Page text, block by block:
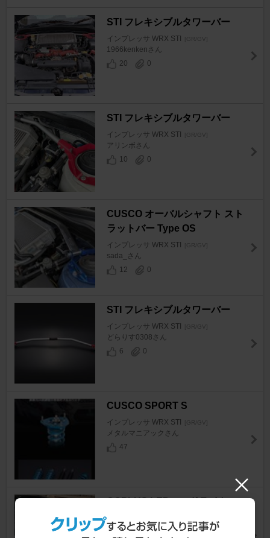
STI フレキシブルタワーバー
インプレッサ WRX STI [GR/GV]
1966kenkenさん
20
0
STI フレキシブルタワーバー
インプレッサ WRX STI [GR/GV]
アリンボさん
10
0
CUSCO オーバルシャフト スト
ラットバー Type OS
インプレッサ WRX STI [GR/GV]
sada_さん
12
0
STI フレキシブルタワーバー
インプレッサ WRX STI [GR/GV]
どらりす0308さん
6
0
CUSCO SPORT S
インプレッサ WRX STI [GR/GV]
メタルマニアックさん
47
COPLUS LEDヘッドライト
インプレッサ WRX STI
伊 織さん